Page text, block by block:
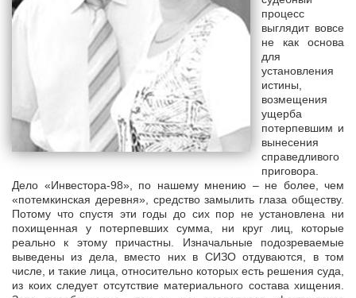
процесс
выглядит вовсе
не как основа
для
установления
истины,
возмещения
ущерба
потерпевшим и
вынесения
справедливого
приговора.
Дело «Инвестора-98», по нашему мнению – не более, чем
«потемкинская деревня», средство замылить глаза обществу.
Потому что спустя эти годы до сих пор не установлена ни
похищенная у потерпевших сумма, ни круг лиц, которые
реально к этому причастны. Изначальные подозреваемые
выведены из дела, вместо них в СИЗО отдуваются, в том
числе, и такие лица, относительно которых есть решения суда,
из коих следует отсутствие материального состава хищения.